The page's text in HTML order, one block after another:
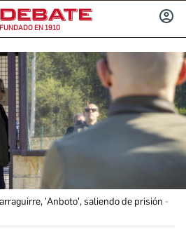
FUNDADO EN 1910
'Anboto', saliendo de prisión